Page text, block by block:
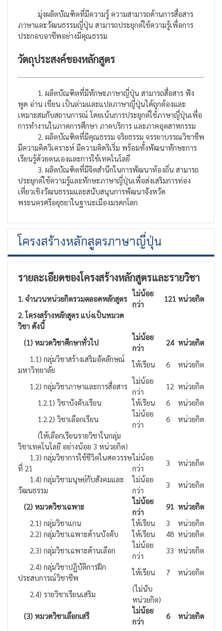
มุ่งผลิตบัณฑิตที่มีความรู้ ความสามารถด้านการสื่อสาร
ภาษาและวัฒนธรรมญี่ปุ่น สามารถประยุกต์ใช้ความรู้เพื่อการ
ประกอบอาชีพอย่างมีคุณธรรม
วัตถุประสงค์ของหลักสูตร
1. ผลิตบัณฑิตที่มีทักษะภาษาญี่ปุ่น สามารถสื่อสาร ฟัง
พูด อ่าน เขียน เป็นล่ามและแปลภาษาญี่ปุ่นได้ถูกต้องและ
เหมาะสมกับสถานการณ์ โดยเน้นการประยุกต์ใช้ภาษาญี่ปุ่นเพื่อ
การทำงานในภาคการศึกษา ภาคบริการ และภาคอุตสาหกรรม
2. ผลิตบัณฑิตที่มีคุณธรรม จริยธรรม จรรยาบรรณวิชาชีพ
มีความคิดวิเคราะห์ มีความคิดริเริ่ม พร้อมทั้งพัฒนาทักษะการ
เรียนรู้ด้วยตนเองและการใช้เทคโนโลยี
3. ผลิตบัณฑิตที่มีจิตสำนึกในการพัฒนาท้องถิ่น สามารถ
ประยุกต์ใช้ความรู้และทักษะภาษาญี่ปุ่นเพื่อส่งเสริมการท่อง
เที่ยวเชิงวัฒนธรรมและสนับสนุนการพัฒนาจังหวัด
พระนครศรีอยุธยาในฐานะเมืองมรดกโลก
โครงสร้างหลักสูตรภาษาญี่ปุ่น
รายละเอียดของโครงสร้างหลักสูตรและรายวิชา
1. จำนวนหน่วยกิตรวมตลอดหลักสูตร
ไม่น้อย
กว่า
121 หน่วยกิต
2. โครงสร้างหลักสูตร แบ่งเป็นหมวด
วิชา ดังนี้
(1) หมวดวิชาศึกษาทั่วไป
ไม่น้อย
กว่า
24 หน่วยกิต
1.1) กลุ่มวิชาสร้างเสริมอัตลักษณ์
มหาวิทยาลัย
ให้เรียน 6 หน่วยกิต
1.2) กลุ่มวิชาภาษาและการสื่อสาร
ไม่น้อย
กว่า
12 หน่วยกิต
1.2.1) วิชาบังคับเรียน
ให้เรียน 6
หน่วยกิต
1.2.2) วิชาเลือกเรียน
ไม่น้อย
กว่า
6
หน่วยกิต
(ให้เลือกเรียนรายวิชาในกลุ่ม
วิชาเทคโนโลยี อย่างน้อย 3 หน่วยกิต)
1.3) กลุ่มวิชาการใช้ชีวิตในศตวรรษ
ที่ 21
ไม่น้อย
กว่า
3
หน่วยกิต
1.4) กลุ่มวิชามนุษย์กับสังคมและ
วัฒนธรรม
ไม่น้อย
กว่า
3 หน่วยกิต
(2) หมวดวิชาเฉพาะ
ไม่น้อย
กว่า
91 หน่วยกิต
2.1) กลุ่มวิชาแกน
ให้เรียน 3
หน่วยกิต
2.2) กลุ่มวิชาเฉพาะด้านบังคับ
ให้เรียน 48 หน่วยกิต
2.3) กลุ่มวิชาเฉพาะด้านเลือก
ไม่น้อย
กว่า
33 หน่วยกิต
2.4) กลุ่มวิชาปฏิบัติการฝึก
ประสบการณ์วิชาชีพ
ให้เรียน 7 หน่วยกิต
2.4) รายวิชาเรียนเสริม
(ไม่นับ
หน่วยกิต)
(3) หมวดวิชาเลือกเสรี
ไม่น้อย
กว่า
6 หน่วยกิต